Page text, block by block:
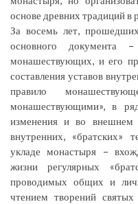
основе древних традиций в
За восемь лет,
основного
монашествующих, и его
составления уставов
правило
монашествующими», в
изменения и во внешнем
внутренних, «братских»
укладе монастыря –
жизни регулярных
проводимых общих и
чтением творений